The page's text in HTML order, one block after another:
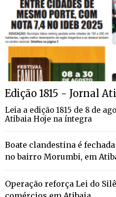
Edição 1815 - Jornal
Leia a edição 1815 de 8 de
Atibaia Hoje na íntegra
Boate clandestina é
no bairro Morumbi, em
Operação reforça Lei do